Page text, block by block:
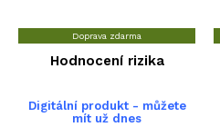
Doprava zdarma
Hodnocení rizika
Digitální produkt - můžete
mít už dnes